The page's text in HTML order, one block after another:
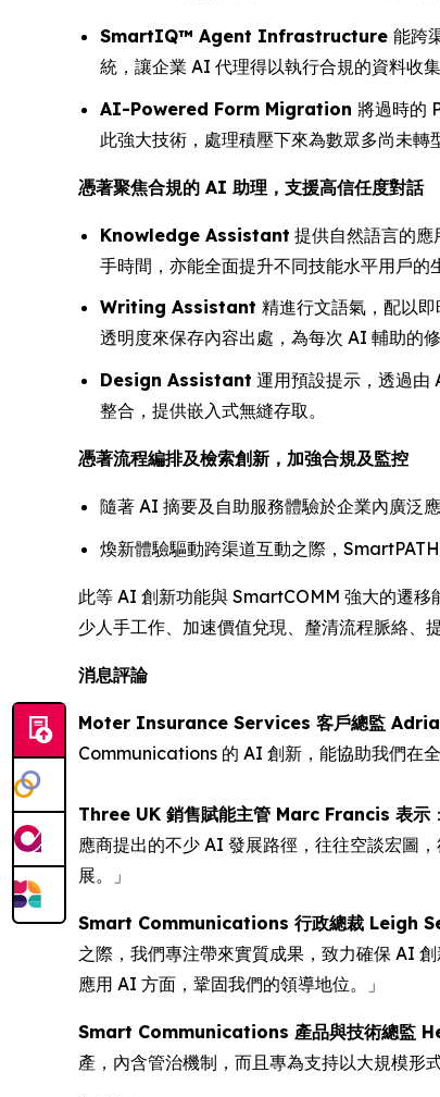
SmartIQ™ Agent Infrastructure 能跨
統，讓企業 AI 代理得以執行合規的資料收
AI-Powered Form Migration 將過時的
此強大技術，處理積壓下來為數眾多尚未轉
憑著聚焦合規的 AI 助理，支援高信任度對話
Knowledge Assistant 提供自然語言的
手時間，亦能全面提升不同技能水平用戶的
Writing Assistant 精進行文語氣，配以
透明度來保存內容出處，為每次 AI 輔助的修
Design Assistant 運用預設提示，透過
整合，提供嵌入式無縫存取。
憑著流程編排及檢索創新，加強合規及監控
隨著 AI 摘要及自助服務體驗於企業內廣泛
煥新體驗驅動跨渠道互動之際，
此等 AI 創新功能與 SmartCOMM 強大的遷
少人手工作、加速價值兌現、釐清流程脈絡、
消息評論
Moter Insurance Services 客戶總監
Communications 的 AI 創新，能協助我們在
Three UK 銷售賦能主管 Marc Francis 表示
應商提出的不少 AI 發展路徑，往往空談宏圖
展。」
Smart Communications 行政總裁 Leigh
之際，我們專注帶來實質成果，致力確保 AI
應用 AI 方面，鞏固我們的領導地位。」
Smart Communications 產品與技術總監
產，內含管治機制，而且專為支持以大規模形